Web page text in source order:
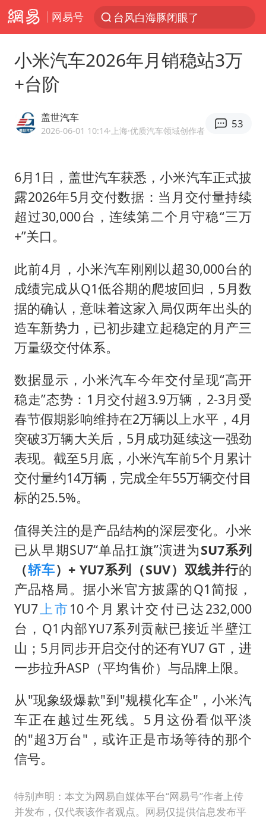
网易号
台风白海豚闭眼了
预计“白海豚”明晚将在浙江舟山到福建福鼎一带沿海登陆
泰国初中生饮弹自尽前开了26枪
用AI造出新病毒意味着什么
今年第二强台风将带来多大影响
王虹邓煜的同学获统计学界诺贝尔奖
台州《告全体市民书》：非必要不外出
泰国校园枪击事件已致8死30余伤
胡彦斌获《歌手2026》歌王
美参院通过一项对俄能源领域制裁法案
四川宜宾地震网友称睡觉被摇醒
夯实基础开新局
小米汽车2026年月销稳站3万
+台阶
盖世汽车
2026-06-01 10:14·上海·优质汽车领域创作者
53
6月1日，盖世汽车获悉，小米汽车正式披
露2026年5月交付数据：当月交付量持续
超过30,000台，连续第二个月守稳“三万
+”关口。
此前4月，小米汽车刚刚以超30,000台的
成绩完成从Q1低谷期的爬坡回归，5月数
据的确认，意味着这家入局仅两年出头的
造车新势力，已初步建立起稳定的月产三
万量级交付体系。
数据显示，小米汽车今年交付呈现“高开
稳走”态势：1月交付超3.9万辆，2-3月受
春节假期影响维持在2万辆以上水平，4月
突破3万辆大关后，5月成功延续这一强劲
表现。截至5月底，小米汽车前5个月累计
交付量约14万辆，完成全年55万辆交付目
标的25.5%。
值得关注的是产品结构的深层变化。小米
已从早期SU7“单品扛旗”演进为SU7系列
（轿车）+ YU7系列（SUV）双线并行的
产品格局。据小米官方披露的Q1简报，
YU7上市 10个月累计交付已达232,000
台，Q1内部YU7系列贡献已接近半壁江
山；5月同步开启交付的还有YU7 GT，进
一步拉升ASP（平均售价）与品牌上限。
从"现象级爆款"到"规模化车企"，小米汽
车正在越过生死线。5月这份看似平淡
的"超3万台"，或许正是市场等待的那个
信号。
特别声明：本文为网易自媒体平台“网易号”作者上传
并发布，仅代表该作者观点。网易仅提供信息发布平